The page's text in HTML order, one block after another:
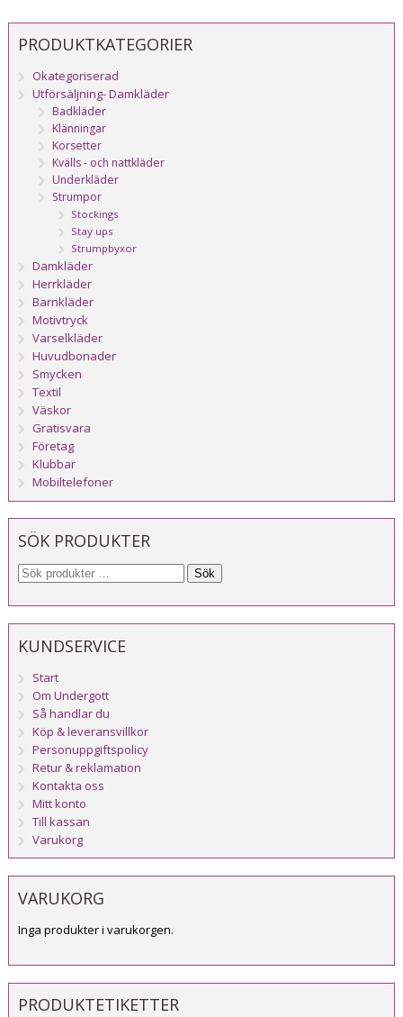
PRODUKTKATEGORIER
Okategoriserad
Utförsäljning- Damkläder
Badkläder
Klänningar
Korsetter
Kvälls - och nattkläder
Underkläder
Strumpor
Stockings
Stay ups
Strumpbyxor
Damkläder
Herrkläder
Barnkläder
Motivtryck
Varselkläder
Huvudbonader
Smycken
Textil
Väskor
Gratisvara
Företag
Klubbar
Mobiltelefoner
SÖK PRODUKTER
Sök
KUNDSERVICE
Start
Om Undergott
Så handlar du
Köp & leveransvillkor
Personuppgiftspolicy
Retur & reklamation
Kontakta oss
Mitt konto
Till kassan
Varukorg
VARUKORG
Inga produkter i varukorgen.
PRODUKTETIKETTER